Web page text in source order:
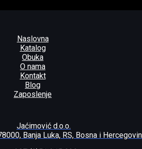
Naslovna
Katalog
Obuka
O nama
Kontakt
Blog
Zaposlenje
Jaćimović d.o.o.
Banja Luka, RS, Bosna i